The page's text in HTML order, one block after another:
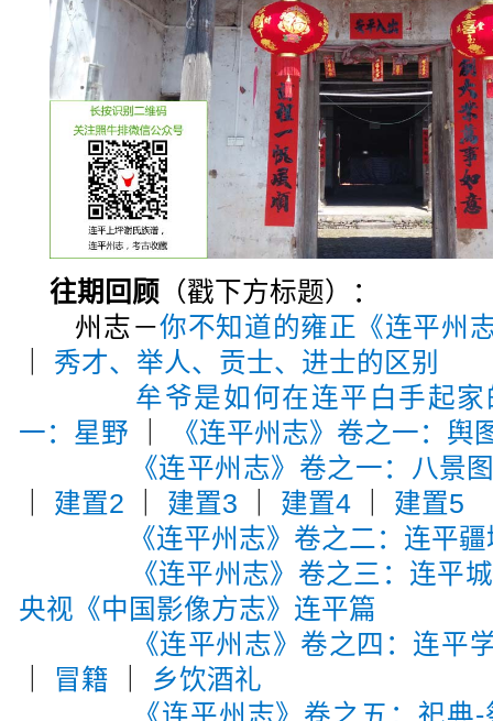
往期回顾 （戳下方标题）：
州志－你不知道的雍正《连平州
秀才、举人、贡士、进士的区别
牟爷是如何在连平白手起家
一：星野
《连平州志》卷之一：舆
《连平州志》卷之一：八景
建置2 建置3 建置4
建置5
《连平州志》卷之二：连平
《连平州志》卷之三：连平
央视《中国影像方志》连平篇
《连平州志》卷之四：连平
冒籍
乡饮酒礼
《连平州志》卷之五：祀典